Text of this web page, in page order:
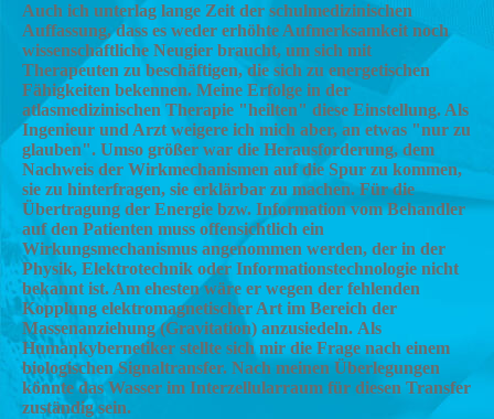
Auch ich unterlag lange Zeit der schulmedizinischen
Auffassung, dass es weder erhöhte Aufmerksamkeit noch
wissenschaftliche Neugier braucht, um sich mit
Therapeuten zu beschäftigen, die sich zu energetischen
Fähigkeiten bekennen. Meine Erfolge in der
atlasmedizinischen Therapie "heilten" diese Einstellung. Als
Ingenieur und Arzt weigere ich mich aber, an etwas "nur zu
glauben". Umso größer war die Herausforderung, dem
Nachweis der Wirkmechanismen auf die Spur zu kommen,
sie zu hinterfragen, sie erklärbar zu machen. Für die
Übertragung der Energie bzw. Information vom Behandler
auf den Patienten muss offensichtlich ein
Wirkungsmechanismus angenommen werden, der in der
Physik, Elektrotechnik oder Informationstechnologie nicht
bekannt ist. Am ehesten wäre er wegen der fehlenden
Kopplung elektromagnetischer Art im Bereich der
Massenanziehung (Gravitation) anzusiedeln. Als
Humankybernetiker stellte sich mir die Frage nach einem
biologischen Signaltransfer. Nach meinen Überlegungen
könnte das Wasser im Interzellularraum für diesen Transfer
zuständig sein.